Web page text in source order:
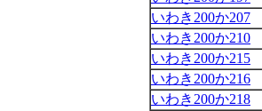
いわき200か207
いわき200か210
いわき200か215
いわき200か216
いわき200か218